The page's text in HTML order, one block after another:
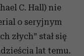
C. Hall) nie
o seryjnym
złych” stał się
lat temu.